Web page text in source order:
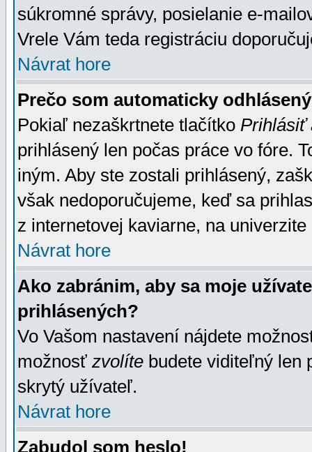
súkromné správy, posielanie e-
Vrele Vám teda registráciu
Návrat hore
Prečo som automaticky
Pokiaľ nezaškrtnete tlačítko Prihlásiť
prihlásený len počas práce vo fóre.
iným. Aby ste zostali prihlásený,
však nedoporučujeme, keď sa
z internetovej kaviarne, na univerzite
Návrat hore
Ako zabránim, aby sa moje
prihlásených?
Vo Vašom nastavení nájdete
možnosť zvolíte budete viditeľný len
skrytý užívateľ.
Návrat hore
Zabudol som heslo!